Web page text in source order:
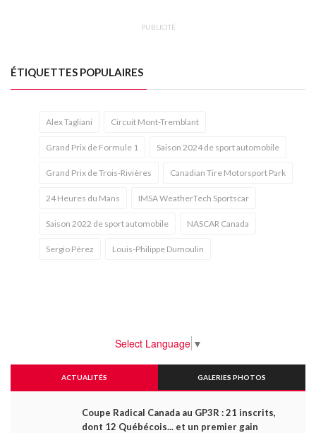
PUBLICITÉ
ÉTIQUETTES POPULAIRES
Alex Tagliani Circuit Mont-Tremblant
Grand Prix de Formule 1 Saison 2024 de sport automobile
Grand Prix de Trois-Rivières Canadian Tire Motorsport Park
24 Heures du Mans IMSA WeatherTech Sportscar
Saison 2022 de sport automobile NASCAR Canada
Sergio Pérez Louis-Philippe Dumoulin
Select Language ▼
ACTUALITÉS GALERIES PHOTOS
Coupe Radical Canada au GP3R : 21 inscrits,
dont 12 Québécois... et un premier gain